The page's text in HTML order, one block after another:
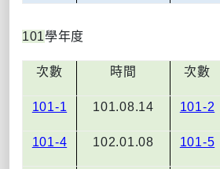
101學年度
次數 時間 次數
101-1 101.08.14 101-2
101-4 102.01.08 101-5